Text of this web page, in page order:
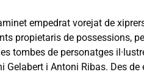
empedrat vorejat de
propietaris de possessions,
tombes de personatges
i Antoni Ribas. Des de